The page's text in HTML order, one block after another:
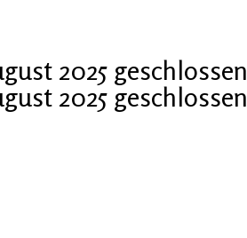
2025 geschlossen
2025 geschlossen